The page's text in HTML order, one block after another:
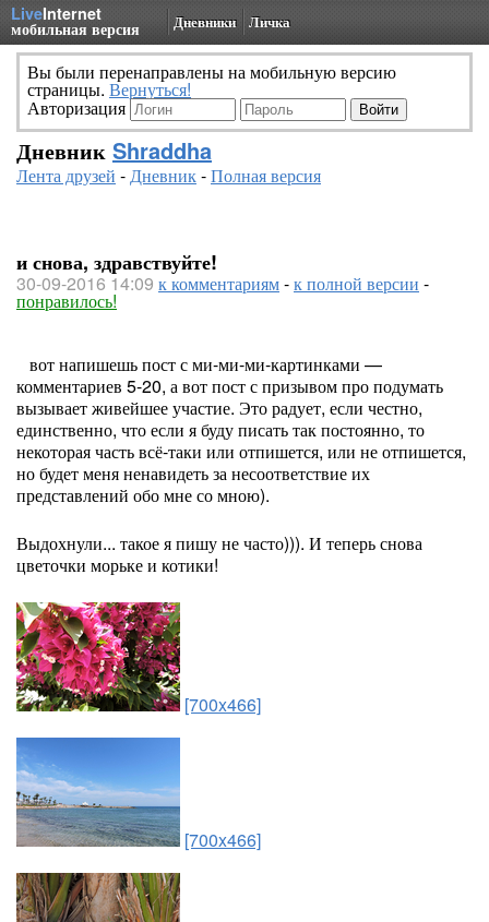
LiveInternet
мобильная версия Дневники Личка
Вы были перенаправлены на мобильную версию
страницы. Вернуться!
Авторизация
Дневник Shraddha
Лента друзей -Дневник-Полная версия
и снова, здравствуйте!
30-09-2016 14:09 к комментариям-к полной версии -
понравилось!
вот напишешь пост с ми-ми-ми-картинками —
комментариев 5-20, а вот пост с призывом про подумать
вызывает живейшее участие. Это радует, если честно,
единственно, что если я буду писать так постоянно, то
некоторая часть всё-таки или отпишется, или не отпишется,
но будет меня ненавидеть за несоответствие их
представлений обо мне со мною).
Выдохнули... такое я пишу не часто))). И теперь снова
цветочки морьке и котики!
[700x466]
[700x466]